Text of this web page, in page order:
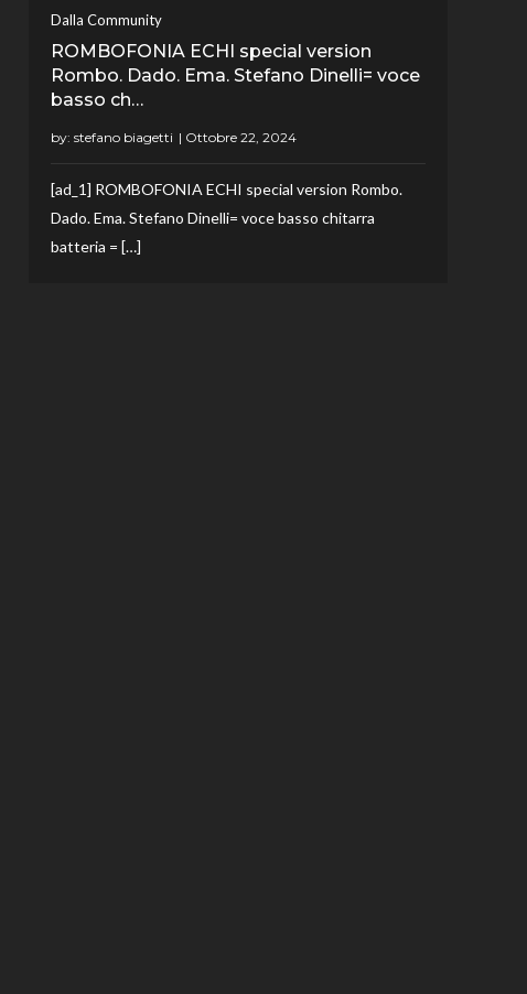
Dalla Community
ROMBOFONIA ECHI special version
Rombo. Dado. Ema. Stefano Dinelli= voce
basso ch…
by: stefano biagetti
[ad_1] ROMBOFONIA ECHI special version Rombo.
Dado. Ema. Stefano Dinelli= voce basso chitarra
batteria = […]